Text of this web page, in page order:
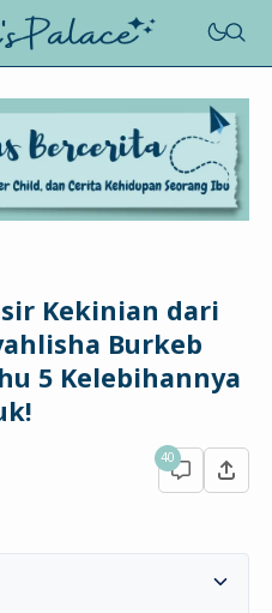
Kekinian dari
Burkeb
5 Kelebihannya
40